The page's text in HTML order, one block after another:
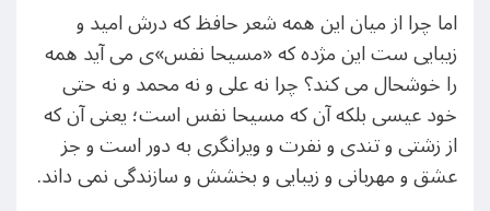
اما چرا از میان این همه شعر حافظ که درش امید و
زیبایی ست این مژده که «مسیحا نفس»ی می آید همه
را خوشحال می کند؟ چرا نه علی و نه محمد و نه حتی
خود عیسی بلکه آن که مسیحا نفس است؛ یعنی آن که
از زشتی و تندی و نفرت و ویرانگری به دور است و جز
عشق و مهربانی و زیبایی و بخشش و سازندگی نمی داند.